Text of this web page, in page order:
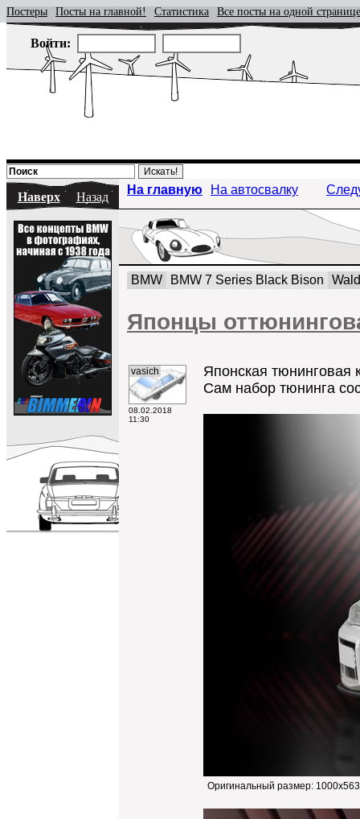
Постеры Посты на главной! Статистика Все посты на одной странице
Войти:
Наверх Назад
На главную На автосвалку
BMW BMW 7 Series Black Bison
Японцы
vasich
08.02.2018
11:30
Японская тюнинговая
Сам набор тюнинга
Оригинальный размер: